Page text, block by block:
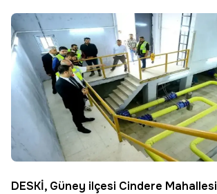
DESKİ, Güney ilçesi Cindere Mahallesi